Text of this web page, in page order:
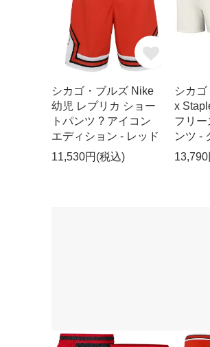
シカゴ・ブルズ Nike
幼児 レプリカ ショー
トパンツ ? アイコン
エディション - レッド
11,530円(税込)
シカ
x
フリ
ンツ -